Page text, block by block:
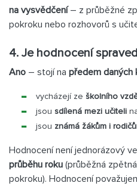
na vysvědčení– z průběžné
pokroku nebo rozhovorů s
4. Je hodnocení
Ano – stojí na předem daných
vycházejí ze školního
jsou sdílená mezi učiteli
jsou známá žákům i
Hodnocení není jednorázový
průběhu roku (průběžná
pokroku). Hodnocení